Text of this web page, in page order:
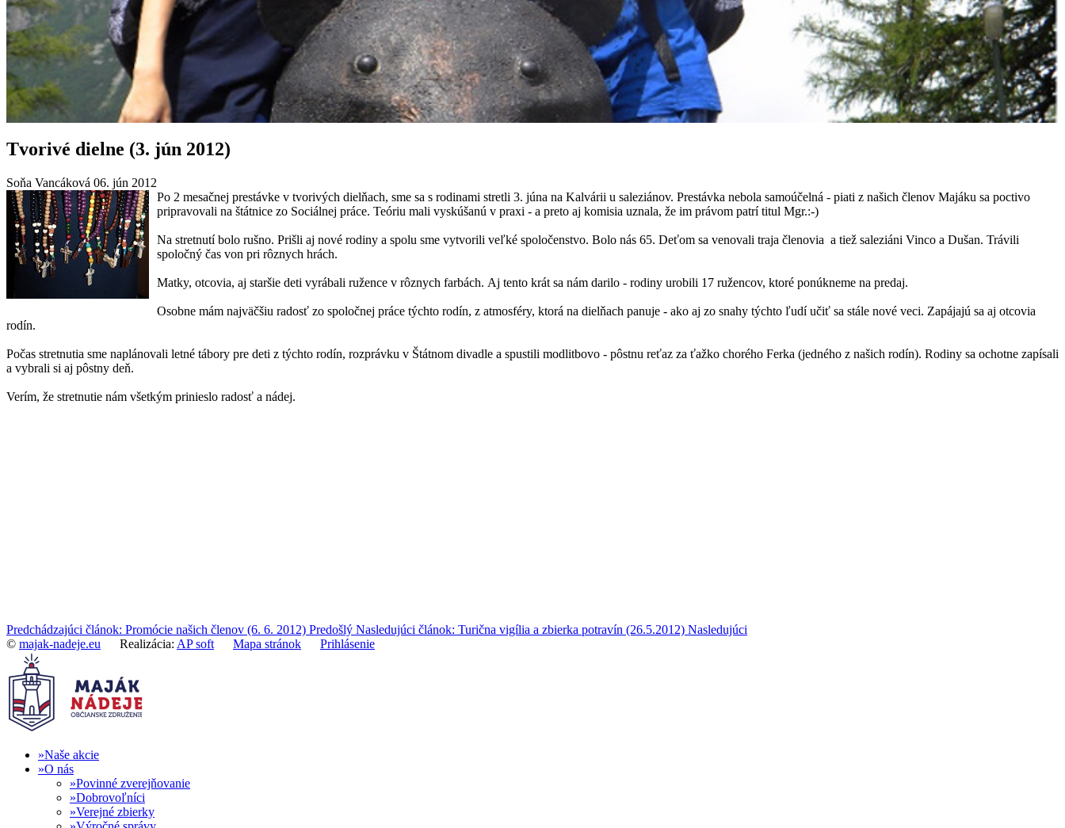
Tvorivé dielne (3. jún 2012)
Soňa Vancáková 06. jún 2012
Po 2 mesačnej prestávke v tvorivých dielňach, sme sa s rodinami stretli 3. júna na Kalvárii u saleziánov. Prestávka nebola samoúčelná - piati z našich členov Majáku sa poctivo
pripravovali na štátnice zo Sociálnej práce. Teóriu mali vyskúšanú v praxi - a preto aj komisia uznala, že im právom patrí titul Mgr.:-)
Na stretnutí bolo rušno. Prišli aj nové rodiny a spolu sme vytvorili veľké spoločenstvo. Bolo nás 65. Deťom sa venovali traja členovia a tiež saleziáni Vinco a Dušan. Trávili
spoločný čas von pri rôznych hrách.
Matky, otcovia, aj staršie deti vyrábali ružence v rôznych farbách. Aj tento krát sa nám darilo - rodiny urobili 17 ružencov, ktoré ponúkneme na predaj.
Osobne mám najväčšiu radosť zo spoločnej práce týchto rodín, z atmosféry, ktorá na dielňach panuje - ako aj zo snahy týchto ľudí učiť sa stále nové veci. Zapájajú sa aj otcovia
rodín.
Počas stretnutia sme naplánovali letné tábory pre deti z týchto rodín, rozprávku v Štátnom divadle a spustili modlitbovo - pôstnu reťaz za ťažko chorého Ferka (jedného z našich rodín). Rodiny sa ochotne zapísali
a vybrali si aj pôstny deň.
Verím, že stretnutie nám všetkým prinieslo radosť a nádej.
Predchádzajúci článok: Promócie našich členov (6. 6. 2012) Predošlý Nasledujúci článok: Turična vigília a zbierka potravín (26.5.2012) Nasledujúci
© majak-nadeje.eu Realizácia: AP soft Mapa stránok Prihlásenie
Naše akcie
O nás
Povinné zverejňovanie
Dobrovoľníci
Verejné zbierky